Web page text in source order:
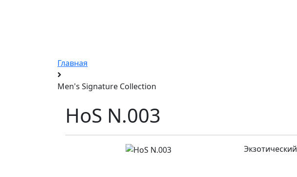
Главная
Men's Signature Collection
HoS N.003